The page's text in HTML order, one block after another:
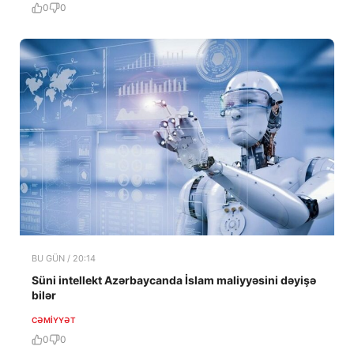
0 0
BU GÜN / 20:14
Süni intellekt Azərbaycanda İslam maliyyəsini dəyişə
bilər
CƏMIYYƏT
0 0